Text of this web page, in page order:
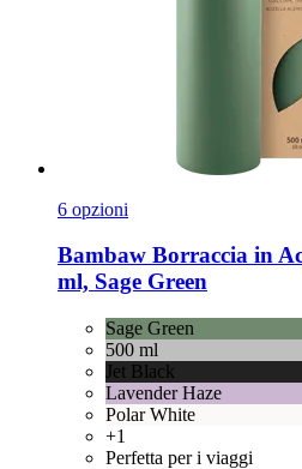
6 opzioni
Bambaw Borraccia in
ml, Sage Green
Sage Green
500 ml
Jet Black
Lavender Haze
Polar White
+1
Perfetta per i viaggi